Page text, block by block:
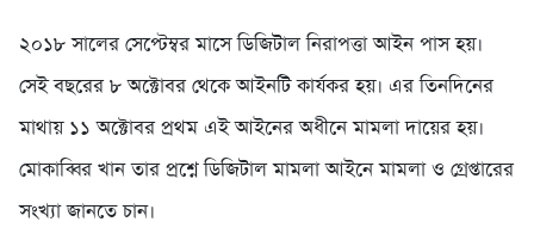
২০১৮ সালের সেপ্টেম্বর মাসে ডিজিটাল নিরাপত্তা আইন পাস হয়।
সেই বছরের ৮ অক্টোবর থেকে আইনটি কার্যকর হয়। এর তিনদিনের
মাথায় ১১ অক্টোবর প্রথম এই আইনের অধীনে মামলা দায়ের হয়।
মোকাব্বির খান তার প্রশ্নে ডিজিটাল মামলা আইনে মামলা ও গ্রেপ্তারের
সংখ্যা জানতে চান।